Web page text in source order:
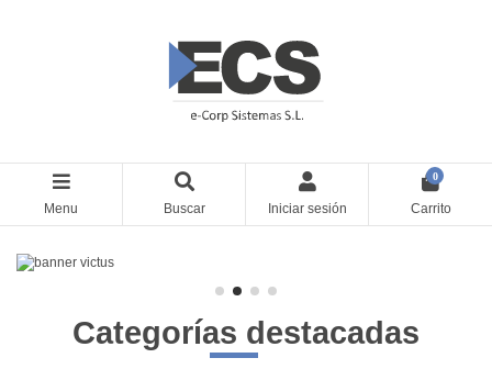
Menu Buscar Iniciar sesión
0
Carrito
Categorías destacadas